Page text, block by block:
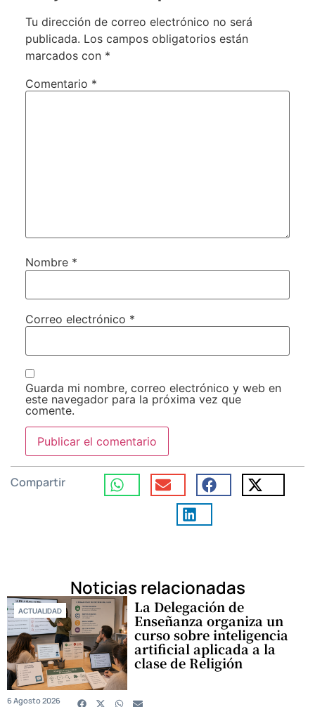
Tu dirección de correo electrónico no será
publicada. Los campos obligatorios están
marcados con *
Comentario *
Nombre *
Correo electrónico *
Guarda mi nombre, correo electrónico y web en
este navegador para la próxima vez que
comente.
Compartir
Noticias relacionadas
ACTUALIDAD La Delegación de
Enseñanza organiza un
curso sobre inteligencia
artificial aplicada a la
clase de Religión
6 Agosto 2026